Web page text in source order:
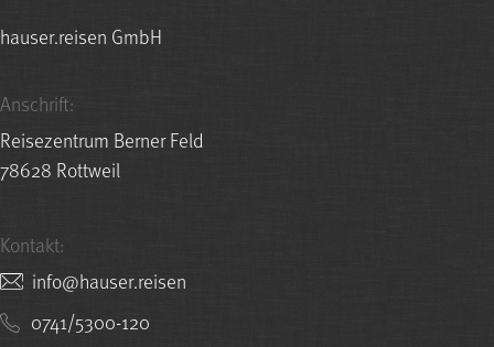
hauser.reisen GmbH
Anschrift:
Reisezentrum Berner Feld
78628 Rottweil
Kontakt:
nesier.resuah@ofni
0741/5300-120